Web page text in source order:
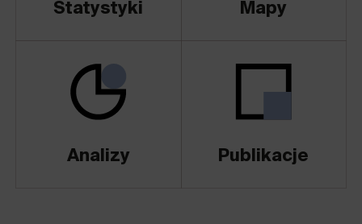
Statystyki Mapy
Analizy Publikacje